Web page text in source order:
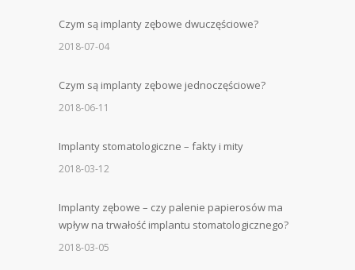
Czym są implanty zębowe dwuczęściowe?
2018-07-04
Czym są implanty zębowe jednoczęściowe?
2018-06-11
Implanty stomatologiczne – fakty i mity
2018-03-12
Implanty zębowe – czy palenie papierosów ma
wpływ na trwałość implantu stomatologicznego?
2018-03-05